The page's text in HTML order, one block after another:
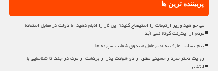
پربیننده ترین ها
می خواهید وزیر ارتباطات را استیضاح کنید؟ این کار را انجام دهید اما دولت در مقابل استفاده
مردم از اینترنت کوتاه نمی آید
پیام تسلیت عارف به مدیرعامل صندوق ضمانت سپرده ها
روایت دختر سردار حسینی مطلق از دو شهادت پدر از برگشت از مرگ در جنگ تا شناسایی با
انگشتر